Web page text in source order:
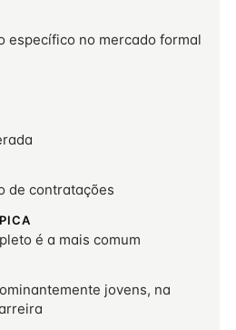
específico no mercado formal
de contratações
é a mais comum
jovens, na